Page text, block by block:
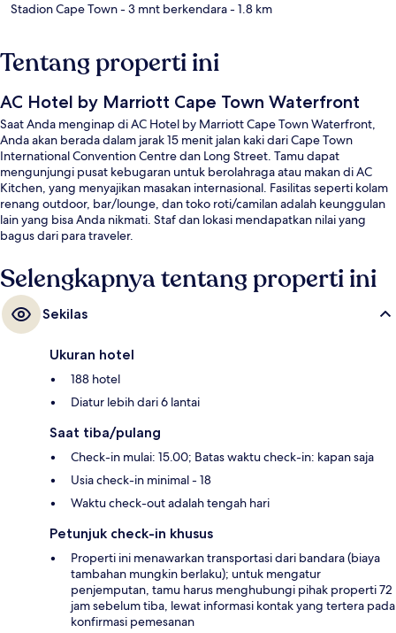
Stadion Cape Town- 3 mnt berkendara- 1.8 km
Tentang properti ini
AC Hotel by Marriott Cape Town Waterfront
Saat Anda menginap di AC Hotel by Marriott Cape Town Waterfront,
Anda akan berada dalam jarak 15 menit jalan kaki dari Cape Town
International Convention Centre dan Long Street. Tamu dapat
mengunjungi pusat kebugaran untuk berolahraga atau makan di AC
Kitchen, yang menyajikan masakan internasional. Fasilitas seperti kolam
renang outdoor, bar/lounge, dan toko roti/camilan adalah keunggulan
lain yang bisa Anda nikmati. Staf dan lokasi mendapatkan nilai yang
bagus dari para traveler.
Selengkapnya tentang properti ini
Sekilas
Ukuran hotel
188 hotel
Diatur lebih dari 6 lantai
Saat tiba/pulang
Check-in mulai: 15.00; Batas waktu check-in: kapan saja
Usia check-in minimal - 18
Waktu check-out adalah tengah hari
Petunjuk check-in khusus
Properti ini menawarkan transportasi dari bandara (biaya
tambahan mungkin berlaku); untuk mengatur
penjemputan, tamu harus menghubungi pihak properti 72
jam sebelum tiba, lewat informasi kontak yang tertera pada
konfirmasi pemesanan